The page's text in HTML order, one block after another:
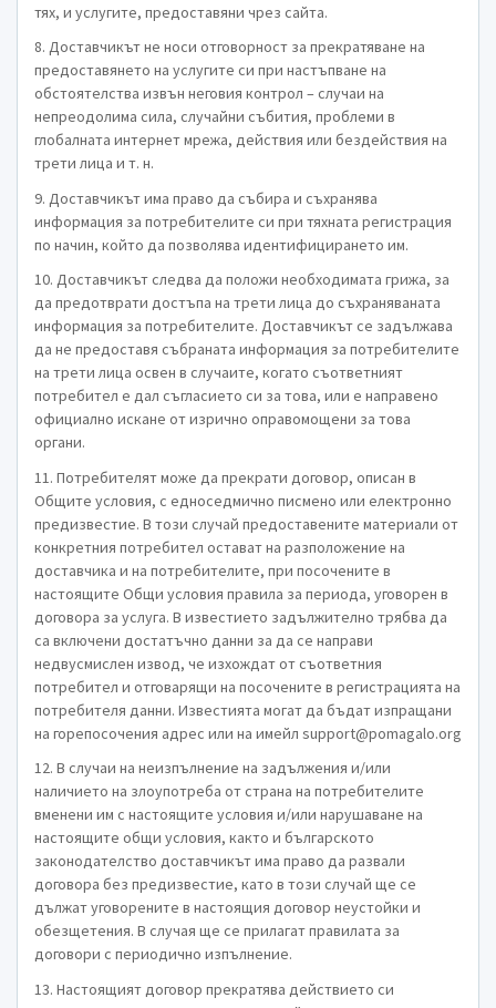
тях, и услугите, предоставяни чрез сайта.
8. Доставчикът не носи отговорност за прекратяване на
предоставянето на услугите си при настъпване на
обстоятелства извън неговия контрол – случаи на
непреодолима сила, случайни събития, проблеми в
глобалната интернет мрежа, действия или бездействия на
трети лица и т. н.
9. Доставчикът има право да събира и съхранява
информация за потребителите си при тяхната регистрация
по начин, който да позволява идентифицирането им.
10. Доставчикът следва да положи необходимата грижа, за
да предотврати достъпа на трети лица до съхраняваната
информация за потребителите. Доставчикът се задължава
да не предоставя събраната информация за потребителите
на трети лица освен в случаите, когато съответният
потребител е дал съгласието си за това, или е направено
официално искане от изрично оправомощени за това
органи.
11. Потребителят може да прекрати договор, описан в
Общите условия, с едноседмично писмено или електронно
предизвестие. В този случай предоставените материали от
конкретния потребител остават на разположение на
доставчика и на потребителите, при посочените в
настоящите Общи условия правила за периода, уговорен в
договора за услуга. В известието задължително трябва да
са включени достатъчно данни за да се направи
недвусмислен извод, че изхождат от съответния
потребител и отговарящи на посочените в регистрацията на
потребителя данни. Известията могат да бъдат изпращани
на горепосочения адрес или на имейл support@pomagalo.org
12. В случаи на неизпълнение на задължения и/или
наличието на злоупотреба от страна на потребителите
вменени им с настоящите условия и/или нарушаване на
настоящите общи условия, както и българското
законодателство доставчикът има право да развали
договора без предизвестие, като в този случай ще се
дължат уговорените в настоящия договор неустойки и
обезщетения. В случая ще се прилагат правилата за
договори с периодично изпълнение.
13. Настоящият договор прекратява действието си